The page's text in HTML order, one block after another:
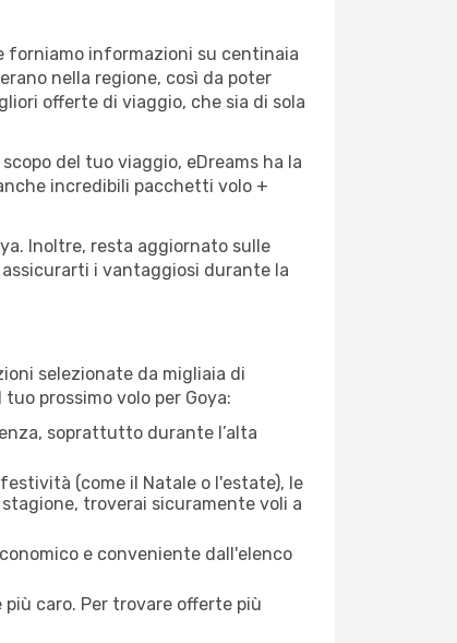
forniamo informazioni su centinaia
nella regione, così da poter
offerte di viaggio, che sia di sola
del tuo viaggio, eDreams ha la
incredibili pacchetti volo +
Inoltre, resta aggiornato sulle
i vantaggiosi durante la
selezionate da migliaia di
prossimo volo per Goya:
soprattutto durante l’alta
(come il Natale o l'estate), le
troverai sicuramente voli a
e conveniente dall'elenco
caro. Per trovare offerte più